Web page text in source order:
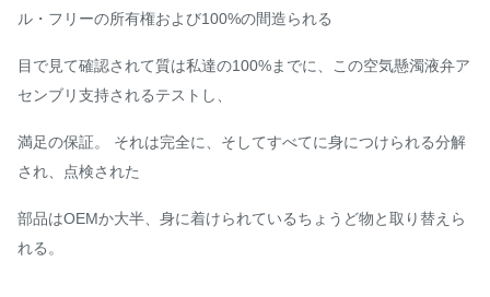
ル・フリーの所有権および100%の間造られる
目で見て確認されて質は私達の100%までに、この空気懸濁液弁ア
センブリ支持されるテストし、
満足の保証。 それは完全に、そしてすべてに身につけられる分解
され、点検された
部品はOEMか大半、身に着けられているちょうど物と取り替えら
れる。